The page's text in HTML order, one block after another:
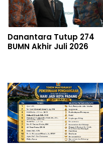
Danantara Tutup 274
BUMN Akhir Juli 2026